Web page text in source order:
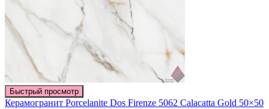
Быстрый просмотр
Керамогранит Porcelanite Dos Firenze 5062 Calacatta Gold 50×50